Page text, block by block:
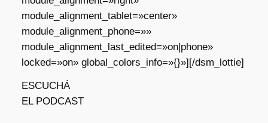
module_alignment_tablet=»center»
module_alignment_phone=»»
module_alignment_last_edited=»on|phone»
locked=»on» global_colors_info=»{}»][/dsm_lottie]
ESCUCHÁ
EL PODCAST